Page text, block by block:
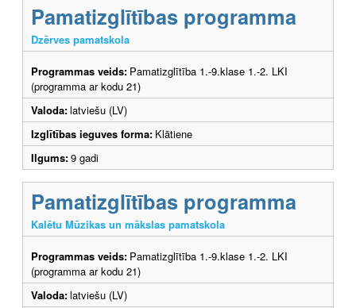
Pamatizglītības programma
Dzērves pamatskola
Programmas veids: Pamatizglītība 1.-9.klase 1.-2. LKI
(programma ar kodu 21)
Valoda:latviešu (LV)
Izglītības ieguves forma: Klātiene
Ilgums:9 gadi
Pamatizglītības programma
Kalētu Mūzikas un mākslas pamatskola
Programmas veids: Pamatizglītība 1.-9.klase 1.-2. LKI
(programma ar kodu 21)
Valoda:latviešu (LV)